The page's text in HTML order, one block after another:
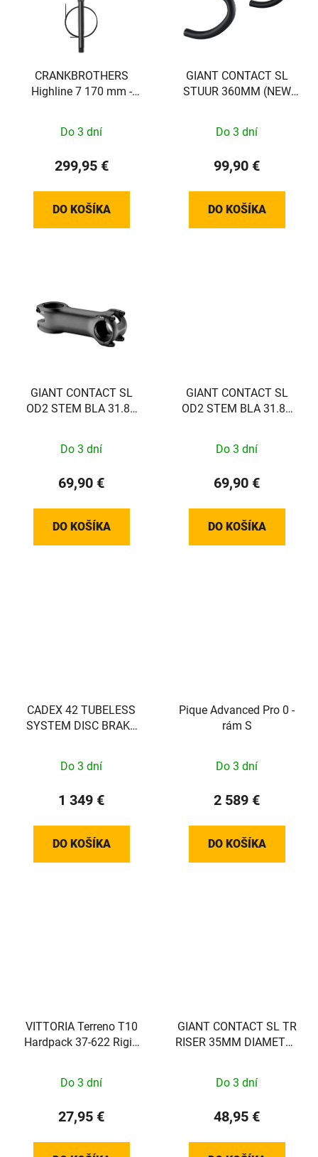
CRANKBROTHERS
Highline 7 170 mm -
Do 3 dní
299,95 €
DO KOŠÍKA
GIANT CONTACT SL
STUUR 360MM (NEW
Do 3 dní
99,90 €
DO KOŠÍKA
GIANT CONTACT SL
OD2 STEM BLA 31.8X
Do 3 dní
69,90 €
DO KOŠÍKA
GIANT CONTACT SL
OD2 STEM BLA 31.8X
Do 3 dní
69,90 €
DO KOŠÍKA
CADEX 42 TUBELESS
SYSTEM DISC BRAKE
Do 3 dní
1 349 €
DO KOŠÍKA
Pique Advanced Pro 0 -
rám S
Do 3 dní
2 589 €
DO KOŠÍKA
VITTORIA Terreno T10
Hardpack 37-622 Rigid
Do 3 dní
27,95 €
GIANT CONTACT SL TR
RISER 35MM DIAMETER
Do 3 dní
48,95 €